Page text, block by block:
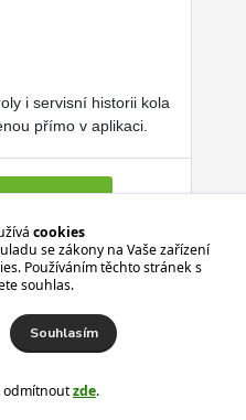
i servisní historii kola
přímo v aplikaci.
Android i iPhone.
cookies
se zákony na Vaše zařízení
Používáním těchto stránek s
souhlas.
Souhlasím
odmítnoutzde.